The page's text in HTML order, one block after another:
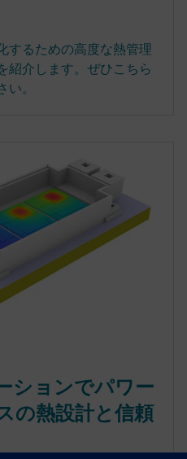
するための高度な熱管理
紹介します。ぜひこちら
。
ションでパワー
の熱設計と信頼